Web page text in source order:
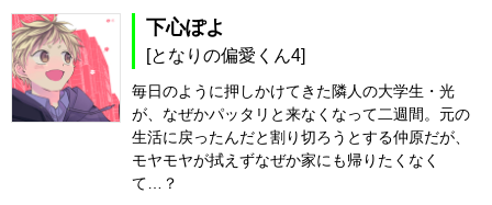
下心ぽよ
[となりの偏愛くん4]
毎日のように押しかけてきた隣人の大学生・光
が、なぜかパッタリと来なくなって二週間。元の
生活に戻ったんだと割り切ろうとする仲原だが、
モヤモヤが拭えずなぜか家にも帰りたくなく
て…？